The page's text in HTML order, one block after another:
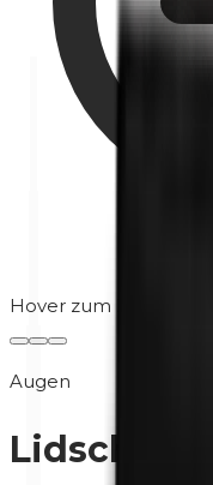
Hover zum Zoomen
Augen
Lidschatten